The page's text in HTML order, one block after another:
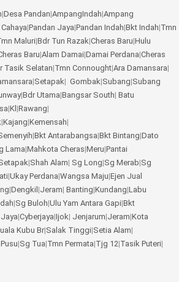
|Desa Pandan|AmpangIndah|Ampang
|Pandan Jaya|Pandan Indah|Bkt Indah|Tmn
Maluri|Bdr Tun Razak|Cheras Baru|Hulu
Baru|Alam Damai|Damai Perdana|Cheras
Tasik Selatan|Tmn Connought|Ara Damansara|
|Setapak| Gombak|Subang|Subang
|Bdr Utama|Bangsar South| Batu
|Kl|Rawang|
|Kajang|Kemensah|
|Bkt Antarabangsa|Bkt Bintang|Dato
Lama|Mahkota Cheras|Meru|Pantai
|Shah Alam| Sg Long|Sg Merab|Sg
|Ukay Perdana|Wangsa Maju|Ejen Jual
|Dengkil|Jeram| Banting|Kundang|Labu
|Sg Buloh|Ulu Yam Antara Gapi|Bkt
|Cyberjaya|Ijok| Jenjarum|Jeram|Kota
Kubu Br|Salak Tinggi|Setia Alam|
|Sg Tua|Tmn Permata|Tjg 12|Tasik Puteri|